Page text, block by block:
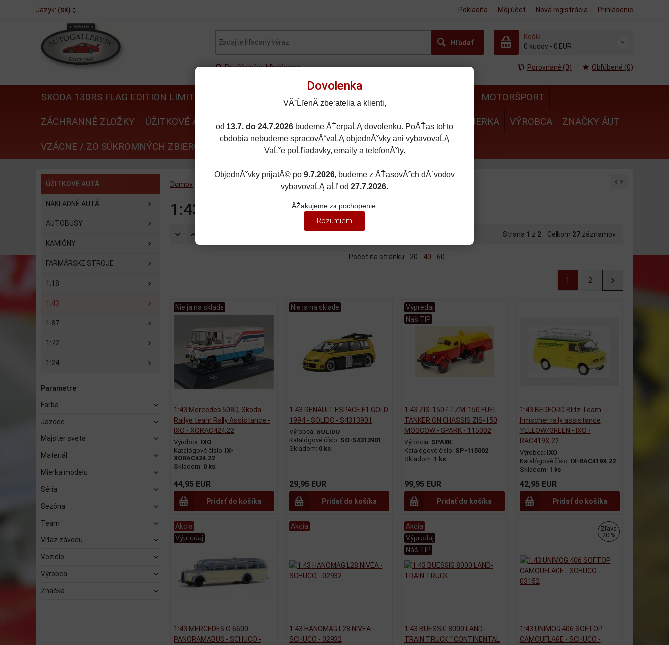
Jazyk: (SK) Pokladňa Môj účet Nová registrácia Prihlásenie
Hľadať
Košík
0 kusov - 0 EUR
Rozšírené vyhľadávanie Porovnané (0) Obľúbené (0)
SKODA 130RS FLAG EDITION LIMITED AUTOGALLERY.sk OSOBNÉ AUTÁ MOTORŠPORT
ZÁCHRANNÉ ZLOŽKY ÚŽITKOVÉ AUTÁ MOTORKY LIETADLÁ DOPLNKY ZĽAVY A AKCIE MIERKA VÝROBCA ZNAČKY ÁUT
VZÁCNE / ZO SÚKROMNÝCH ZBIEROK
ÚŽITKOVÉ AUTÁ
NÁKLADNÉ AUTÁ
AUTOBUSY
KAMIÓNY
FARMÁRSKE STROJE
1:18
1:43
1:87
1:72
1:24
Parametre
Farba
Jazdec
Majster sveta
Materiál
Mierka modelu
Séria
Sezóna
Team
Víťaz závodu
Vozidlo
Výrobca
Značka
Domov
1:43
Strana 1 z 2 Celkom 27 záznamov
Počet na stránku 20 40 60
1 2
Nie ja na sklade
1:43 Mercedes 508D, Skoda
Rallye team Rally Assistance -
IXO - XORAC424.22
Výrobca: IXO
Katalógové číslo: IX-
XORAC424.22
Skladom: 0 ks
44,95 EUR
Pridať do košíka
Nie ja na sklade
1:43 RENAULT ESPACE F1 GOLD
1994 - SOLIDO - S4313901
Výrobca: SOLIDO
Katalógové číslo: SO-S4313901
Skladom: 0 ks
29,95 EUR
Pridať do košíka
Výpredaj
Náš TIP
1:43 ZIS-150 / TZM-150 FUEL
TANKER ON CHASSIS ZIS-150
MOSCOW - SPARK - 115002
Výrobca: SPARK
Katalógové číslo: SP-115002
Skladom: 1 ks
99,95 EUR
Pridať do košíka
1:43 BEDFORD Blitz Team
Irmscher rally assistance
YELLOW/GREEN - IXO -
RAC419X.22
Výrobca: IXO
Katalógové číslo: IX-RAC419X.22
Skladom: 1 ks
42,95 EUR
Pridať do košíka
Akcia
Výpredaj
1:43 MERCEDES O 6600
PANORAMABUS - SCHUCO -
Akcia
1:43 HANOMAG L28 NIVEA -
SCHUCO - 02932
Akcia
Výpredaj
Náš TIP
1:43 BUESSIG 8000 LAND-
TRAIN TRUCK ""CONTINENTAL
Zľava
20 %
1:43 UNIMOG 406 SOFTOP
CAMOUFLAGE - SCHUCO -
Dovolenka
VĂˇĹľenĂ­ zberatelia a klienti,
od 13.7. do 24.7.2026 budeme ÄŤerpaĹĄ dovolenku. PoÄŤas tohto
obdobia nebudeme spracovĂˇvaĹĄ objednĂˇvky ani vybavovaĹĄ
VaĹˇe poĹľiadavky, emaily a telefonĂˇty.
ObjednĂˇvky prijatĂ© po 9.7.2026, budeme z ÄŤasovĂ˝ch dĂ´vodov
vybavovaĹĄ aĹľ od 27.7.2026.
ÄŽakujeme za pochopenie.
Rozumiem